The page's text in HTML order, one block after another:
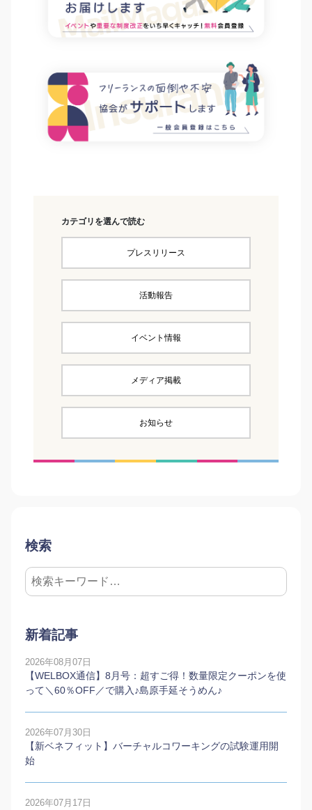
カテゴリを選んで読む
プレスリリース
活動報告
イベント情報
メディア掲載
お知らせ
検索
新着記事
2026年08月07日
【WELBOX通信】8月号：超すご得！数量限定クーポンを使
って＼60％OFF／で購入♪島原手延そうめん♪
2026年07月30日
【新ベネフィット】バーチャルコワーキングの試験運用開
始
2026年07月17日